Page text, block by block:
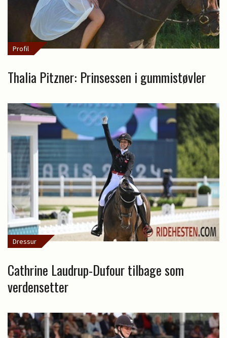
Profil
Thalia Pitzner: Prinsessen i gummistøvler
Dressur
Cathrine Laudrup-Dufour tilbage som
verdensetter